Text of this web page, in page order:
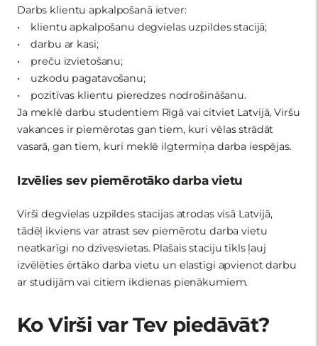
Darbs klientu apkalpošanā ietver:
• klientu apkalpošanu degvielas uzpildes stacijā;
• darbu ar kasi;
• preču izvietošanu;
• uzkodu pagatavošanu;
• pozitīvas klientu pieredzes nodrošināšanu.
Ja meklē darbu studentiem Rīgā vai citviet Latvijā, Viršu
vakances ir piemērotas gan tiem, kuri vēlas strādāt
vasarā, gan tiem, kuri meklē ilgtermiņa darba iespējas.
Izvēlies sev piemērotāko darba vietu
Virši degvielas uzpildes stacijas atrodas visā Latvijā,
tādēļ ikviens var atrast sev piemērotu darba vietu
neatkarīgi no dzīvesvietas. Plašais staciju tīkls ļauj
izvēlēties ērtāko darba vietu un elastīgi apvienot darbu
ar studijām vai citiem ikdienas pienākumiem.
Ko Virši var Tev piedāvāt?